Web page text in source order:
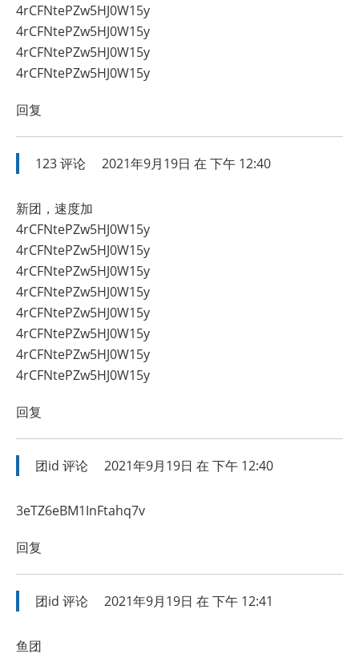
4rCFNtePZw5HJ0W15y
4rCFNtePZw5HJ0W15y
4rCFNtePZw5HJ0W15y
4rCFNtePZw5HJ0W15y
回复
123评论 2021年9月19日 在 下午 12:40
新团，速度加
4rCFNtePZw5HJ0W15y
4rCFNtePZw5HJ0W15y
4rCFNtePZw5HJ0W15y
4rCFNtePZw5HJ0W15y
4rCFNtePZw5HJ0W15y
4rCFNtePZw5HJ0W15y
4rCFNtePZw5HJ0W15y
4rCFNtePZw5HJ0W15y
回复
团id 评论 2021年9月19日 在 下午 12:40
3eTZ6eBM1InFtahq7v
回复
团id 评论 2021年9月19日 在 下午 12:41
鱼团